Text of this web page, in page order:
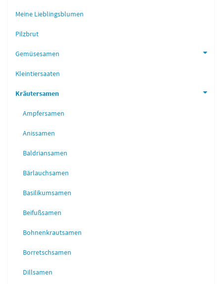
Meine Lieblingsblumen
Pilzbrut
Gemüsesamen
Kleintiersaaten
Kräutersamen
Ampfersamen
Anissamen
Baldriansamen
Bärlauchsamen
Basilikumsamen
Beifußsamen
Bohnenkrautsamen
Borretschsamen
Dillsamen